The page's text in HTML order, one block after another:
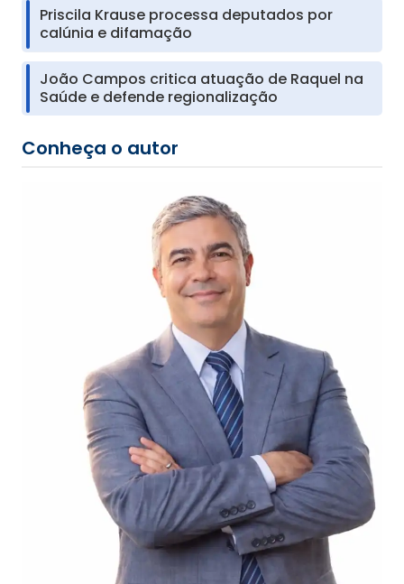
Priscila Krause processa deputados por
calúnia e difamação
João Campos critica atuação de Raquel na
Saúde e defende regionalização
Conheça o autor